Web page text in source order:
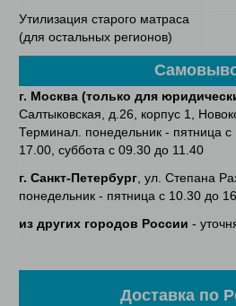
Утилизация старого матраса
(для остальных регионов)
г. Москва (только для
Салтыковская, д.26, корпус 1,
Терминал. понедельник - пятница с
17.00, суббота с 09.30 до 11.40
г. Санкт-Петербург , ул. Степана
понедельник - пятница с 10.30 до
из других городов России -
Доставка по